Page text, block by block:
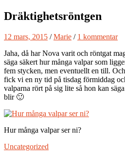
Dräktighetsröntgen
12 mars, 2015 /Marie / 1 kommentar
Jaha, då har Nova varit och röntgat
säga säkert hur många valpar som
fem stycken, men eventuellt en till.
fick vi en ny tid på tisdag förmiddag
valparna rört på sig lite så hon kan
blir 🙂
Hur många valpar ser ni?
Uncategorized